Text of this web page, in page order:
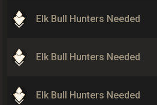
Elk Bull Hunters Needed
Elk Bull Hunters Needed
Elk Bull Hunters Needed